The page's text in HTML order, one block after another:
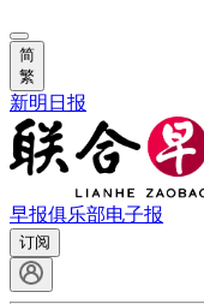
简
繁
新明日报
早报俱乐部电子报
订阅